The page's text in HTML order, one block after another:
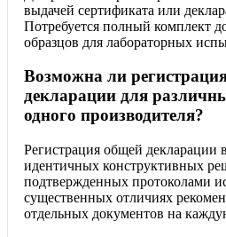
выдачей сертификата или
Потребуется полный комплект
образцов для лабораторных
Возможна ли
декларации для
одного производителя?
Регистрация общей декларации
идентичных конструктивных
подтвержденных протоколами
существенных отличиях
отдельных документов на